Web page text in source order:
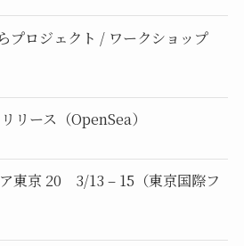
プロジェクト / ワークショップ
リース（OpenSea）
ア東京 20 3/13 – 15（東京国際フ